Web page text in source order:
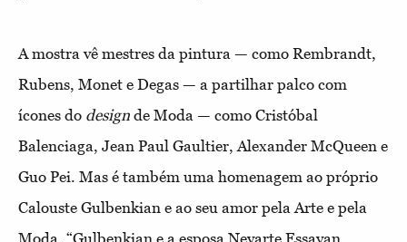
A mostra vê mestres da pintura — como Rembrandt,
Rubens, Monet e Degas — a partilhar palco com
ícones do design de Moda — como Cristóbal
Balenciaga, Jean Paul Gaultier, Alexander McQueen e
Guo Pei. Mas é também uma homenagem ao próprio
Calouste Gulbenkian e ao seu amor pela Arte e pela
Moda. “Gulbenkian e a esposa Nevarte Essayan